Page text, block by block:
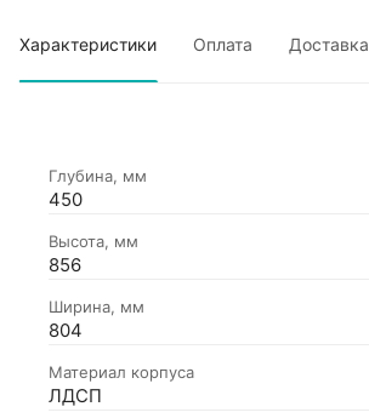
Характеристики Оплата Доставка
Глубина, мм
450
Высота, мм
856
Ширина, мм
804
Материал корпуса
ЛДСП